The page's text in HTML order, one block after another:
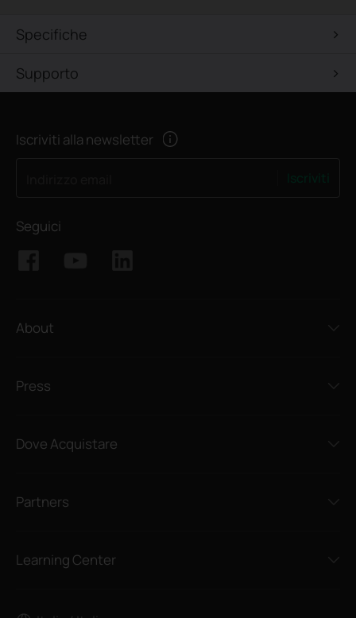
Specifiche
Supporto
Iscriviti alla newsletter
Seguici
About
Press
Dove Acquistare
Partners
Learning Center